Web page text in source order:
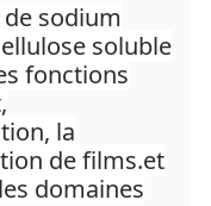
sodium
soluble
fonctions
la
de films.et
domaines